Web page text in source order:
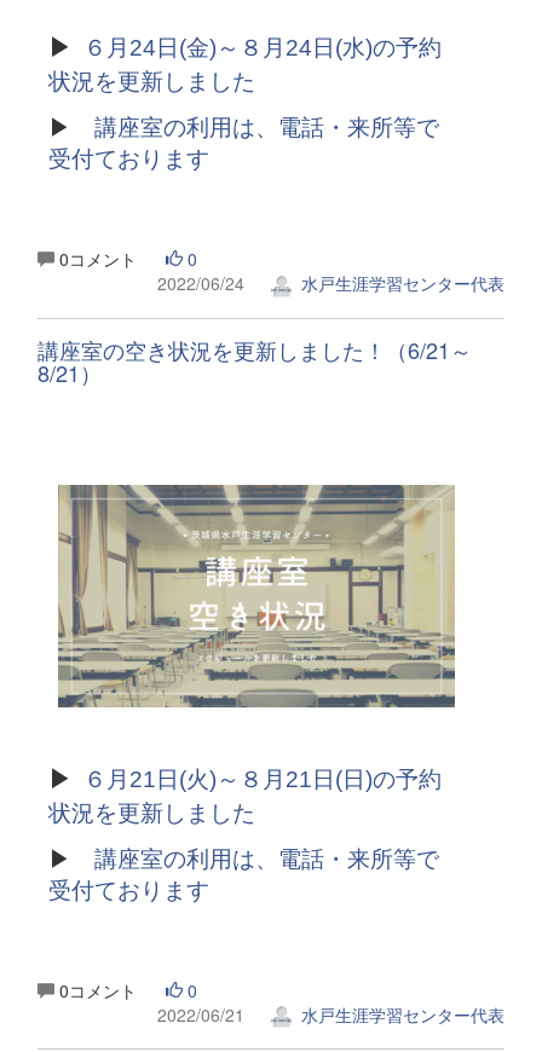
▶
６月24日(金)～８月24日(水)の予約
状況を更新しました
▶ 講座室の利用は、電話・来所等で
受付ております
0コメント
0
2022/06/24
水戸生涯学習センター代表
講座室の空き状況を更新しました！（6/21～
8/21）
▶
６月21日(火)～８月21日(日)の予約
状況を更新しました
▶ 講座室の利用は、電話・来所等で
受付ております
0コメント
0
2022/06/21
水戸生涯学習センター代表